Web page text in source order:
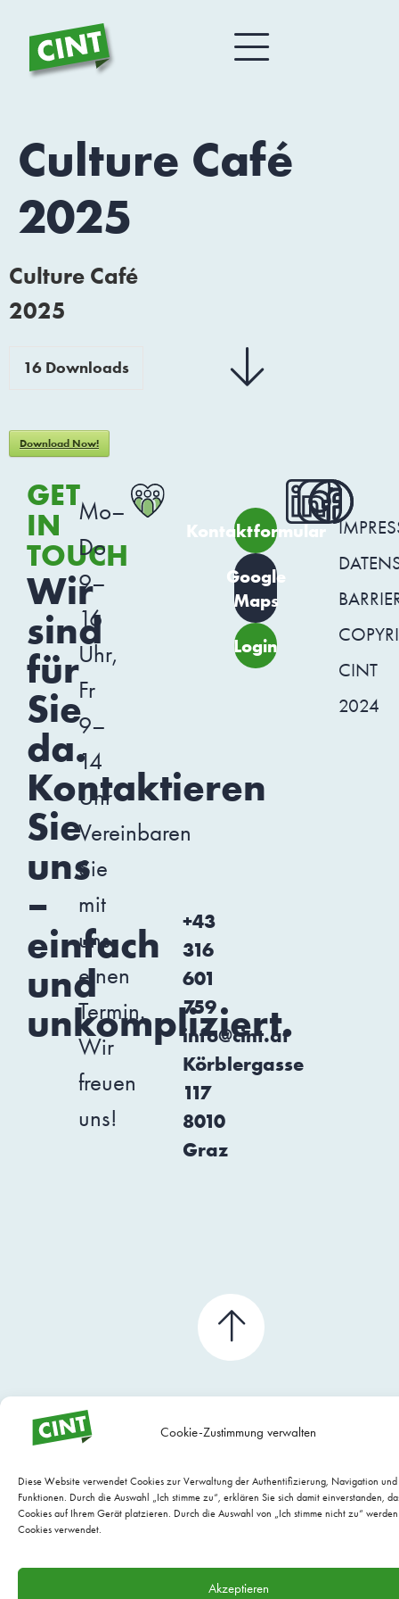
Cookie-Zustimmung verwalten
Diese Website verwendet Cookies zur Verwaltung der Authentifizierung, Navigation
Funktionen. Durch die Auswahl „Ich stimme zu“, erklären Sie sich damit einverstanden,
Cookies auf Ihrem Gerät platzieren. Durch die Auswahl von „Ich stimme nicht zu“
Cookies verwendet.
Akzeptieren
Culture Café
2025
Culture Café
2025
16 Downloads
Download Now!
GET
IN
TOUCH
Wir
sind
für
Sie
da.
Kontaktieren
Sie
uns
–
einfach
und
unkompliziert.
Mo–
Do
9–
16
Uhr,
Fr
9–
14
Uhr
Vereinbaren
Sie
mit
uns
einen
Termin.
Wir
freuen
uns!
Körblergasse
117
8010
Graz
+43
316
601
759
info@cint.at
Kontaktformular
Google
Maps
Login
CINT
2024